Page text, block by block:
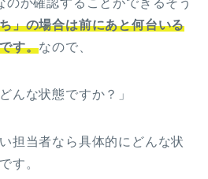
のか確認することができるそう
」の場合は前にあと何台いる
す。なので、
んな状態ですか？」
担当者なら具体的にどんな状
す。